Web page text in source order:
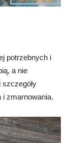
potrzebnych i
a nie
zmarnowania.